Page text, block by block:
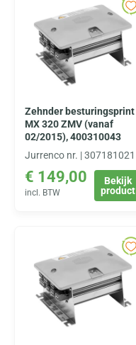
Zehnder besturingsprint
MX 320 ZMV (vanaf
02/2015), 400310043
Jurrenco nr. | 307181021
€ 149,00
incl. BTW
Bekijk
product